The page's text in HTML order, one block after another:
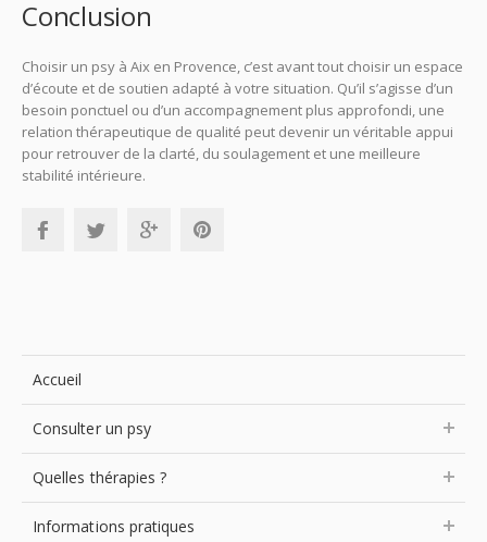
Conclusion
Choisir un psy à Aix en Provence, c’est avant tout choisir un espace
d’écoute et de soutien adapté à votre situation. Qu’il s’agisse d’un
besoin ponctuel ou d’un accompagnement plus approfondi, une
relation thérapeutique de qualité peut devenir un véritable appui
pour retrouver de la clarté, du soulagement et une meilleure
stabilité intérieure.
Accueil
Consulter un psy
Quelles thérapies ?
Informations pratiques